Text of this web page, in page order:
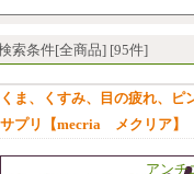
索条件[全商品] [95件]
くま、くすみ、目の疲れ、ピ
サプリ【mecria メクリア】
アンチ